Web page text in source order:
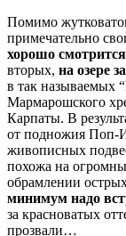
Помимо
примечательно
хорошо
вторых, на озере
в так называемых
Мармарошского
Карпаты. В
от подножия Поп-
живописных
похожа на
обрамлении
минимум надо
за красноватых
прозвали…